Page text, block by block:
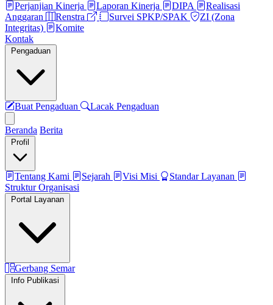
Perjanjian Kinerja Laporan Kinerja DIPA
Realisasi
Anggaran
Renstra Survei SPKP/SPAK
ZI (Zona
Integritas)
Komite
Kontak
Pengaduan
Buat Pengaduan Lacak Pengaduan
Beranda Berita
Profil
Tentang Kami Sejarah Visi Misi
Standar Layanan
Struktur Organisasi
Portal Layanan
Gerbang Semar
Info Publikasi